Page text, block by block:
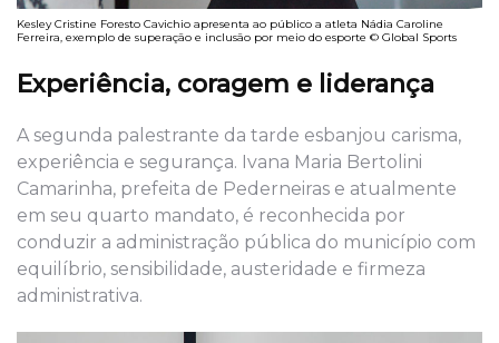
Kesley Cristine Foresto Cavichio apresenta ao público a atleta Nádia Caroline
Ferreira, exemplo de superação e inclusão por meio do esporte © Global Sports
Experiência, coragem e liderança
A segunda palestrante da tarde esbanjou carisma,
experiência e segurança. Ivana Maria Bertolini
Camarinha, prefeita de Pederneiras e atualmente
em seu quarto mandato, é reconhecida por
conduzir a administração pública do município com
equilíbrio, sensibilidade, austeridade e firmeza
administrativa.